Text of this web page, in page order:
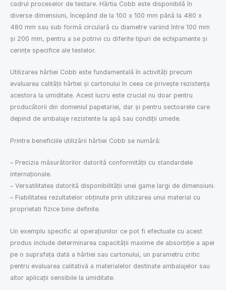
cadrul proceselor de testare. Hârtia Cobb este disponibilă în
diverse dimensiuni, începând de la 100 x 100 mm până la 480 x
480 mm sau sub formă circulară cu diametre variind între 100 mm
și 200 mm, pentru a se potrivi cu diferite tipuri de echipamente și
cerințe specifice ale testelor.
Utilizarea hârtiei Cobb este fundamentală în activități precum
evaluarea calității hârtiei și cartonului în ceea ce privește rezistența
acestora la umiditate. Acest lucru este crucial nu doar pentru
producătorii din domeniul papetariei, dar și pentru sectoarele care
depind de ambalaje rezistente la apă sau condiții umede.
Printre beneficiile utilizării hârtiei Cobb se numără:
– Precizia măsurătorilor datorită conformității cu standardele
internaționale.
– Versatilitatea datorită disponibilităţii unei game largi de dimensiuni.
– Fiabilitatea rezultatelor obţinute prin utilizarea unui material cu
proprietati fizice bine definite.
Un exemplu specific al operațiunilor ce pot fi efectuate cu acest
produs include determinarea capacităţii maxime de absorbţie a apei
pe o suprafaţa datã a hârtiei sau cartonului, un parametru critic
pentru evaluarea calitativã a materialelor destinate ambalajelor sau
altor aplicaţii sensibile la umiditate.